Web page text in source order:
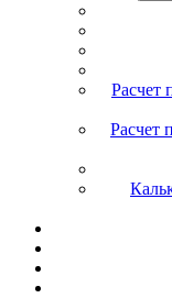
Расчет
Расчет